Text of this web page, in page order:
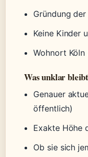
Gründung
Keine Kinder
Wohnort Köln
Was unklar bleibt
Genauer
öffentlich)
Exakte Höhe
Ob sie sich